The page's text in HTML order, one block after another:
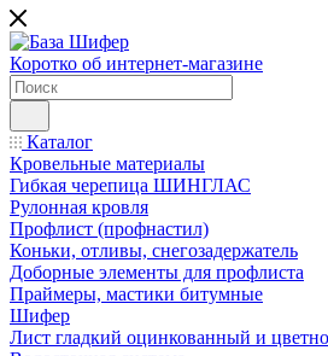
Коротко об интернет-магазине
Каталог
Кровельные материалы
Гибкая черепица ШИНГЛАС
Рулонная кровля
Профлист (профнастил)
Коньки, отливы, снегозадержатель
Доборные элементы для профлиста
Праймеры, мастики битумные
Шифер
Лист гладкий оцинкованный и